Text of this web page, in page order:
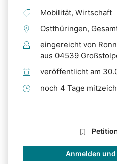
Mobilität, Wirtschaft
Ostthüringen,
eingereicht von
aus 04539
veröffentlicht am
noch 4 Tage
Anmelden